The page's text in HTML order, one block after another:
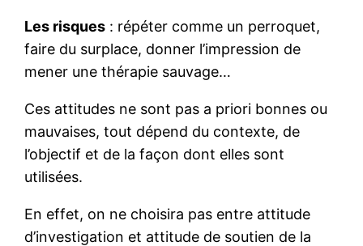
Les risques : répéter comme un perroquet,
faire du surplace, donner l’impression de
mener une thérapie sauvage…
Ces attitudes ne sont pas a priori bonnes ou
mauvaises, tout dépend du contexte, de
l’objectif et de la façon dont elles sont
utilisées.
En effet, on ne choisira pas entre attitude
d’investigation et attitude de soutien de la